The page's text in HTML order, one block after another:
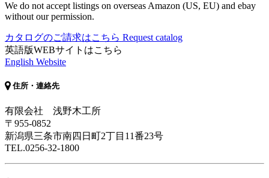
We do not accept listings on overseas Amazon (US, EU) and ebay
without our permission.
カタログのご請求はこちら Request catalog
英語版WEBサイトはこちら
English Website
住所・連絡先
有限会社 浅野木工所
〒955-0852
新潟県三条市南四日町2丁目11番23号
TEL.0256-32-1800